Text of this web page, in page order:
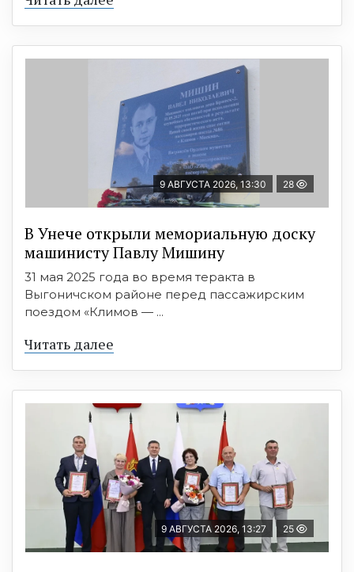
9 АВГУСТА 2026, 13:30 28
В Унече открыли мемориальную доску
машинисту Павлу Мишину
31 мая 2025 года во время теракта в
Выгоничском районе перед пассажирским
поездом «Климов — ...
Читать далее
9 АВГУСТА 2026, 13:27 25